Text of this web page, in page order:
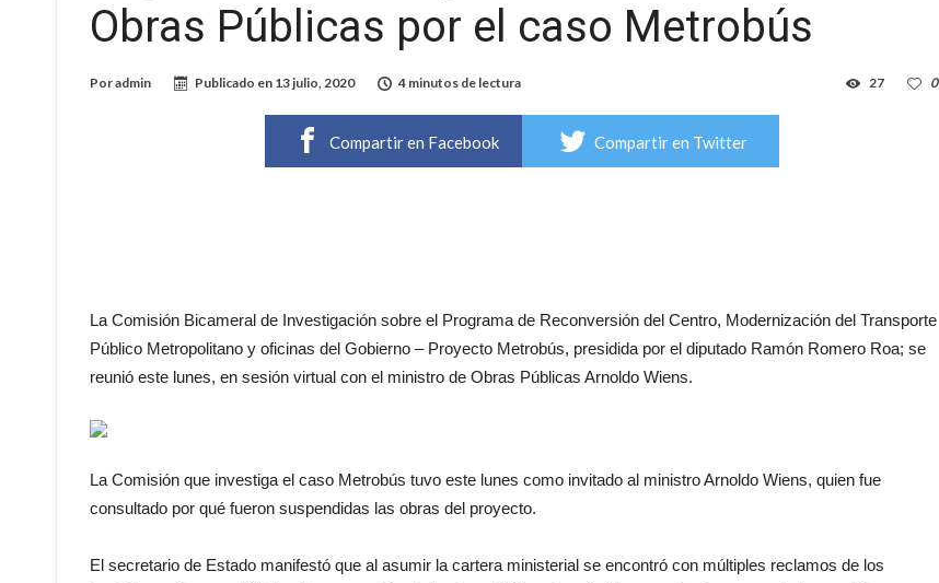
Obras Públicas por el caso Metrobús
Poradmin Publicado en 13 julio, 2020 4 minutos de lectura 0
27
Compartir en Facebook Compartir en Twitter
La Comisión Bicameral de Investigación sobre el Programa de Reconversión del Centro, Modernización del Transporte
Público Metropolitano y oficinas del Gobierno – Proyecto Metrobús, presidida por el diputado Ramón Romero Roa; se
reunió este lunes, en sesión virtual con el ministro de Obras Públicas Arnoldo Wiens.
La Comisión que investiga el caso Metrobús tuvo este lunes como invitado al ministro Arnoldo Wiens, quien fue
consultado por qué fueron suspendidas las obras del proyecto.
El secretario de Estado manifestó que al asumir la cartera ministerial se encontró con múltiples reclamos de los